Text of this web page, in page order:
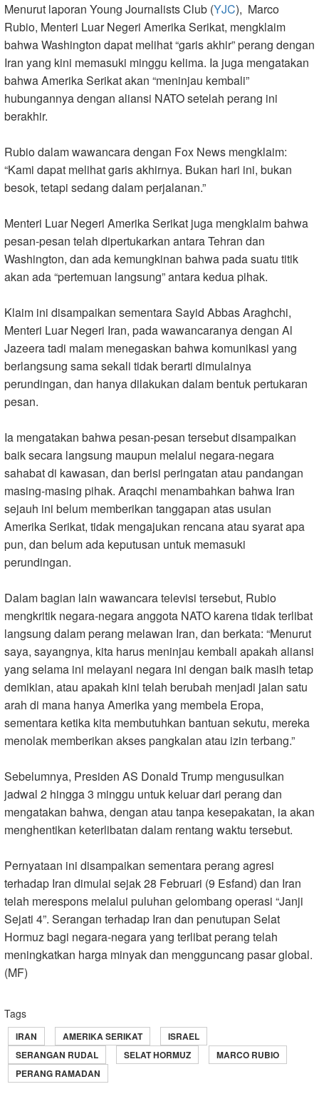
Menurut laporan Young Journalists Club (YJC), Marco
Rubio, Menteri Luar Negeri Amerika Serikat, mengklaim
bahwa Washington dapat melihat “garis akhir” perang dengan
Iran yang kini memasuki minggu kelima. Ia juga mengatakan
bahwa Amerika Serikat akan “meninjau kembali”
hubungannya dengan aliansi NATO setelah perang ini
berakhir.
Rubio dalam wawancara dengan Fox News mengklaim:
“Kami dapat melihat garis akhirnya. Bukan hari ini, bukan
besok, tetapi sedang dalam perjalanan.”
Menteri Luar Negeri Amerika Serikat juga mengklaim bahwa
pesan-pesan telah dipertukarkan antara Tehran dan
Washington, dan ada kemungkinan bahwa pada suatu titik
akan ada “pertemuan langsung” antara kedua pihak.
Klaim ini disampaikan sementara Sayid Abbas Araghchi,
Menteri Luar Negeri Iran, pada wawancaranya dengan Al
Jazeera tadi malam menegaskan bahwa komunikasi yang
berlangsung sama sekali tidak berarti dimulainya
perundingan, dan hanya dilakukan dalam bentuk pertukaran
pesan.
Ia mengatakan bahwa pesan-pesan tersebut disampaikan
baik secara langsung maupun melalui negara-negara
sahabat di kawasan, dan berisi peringatan atau pandangan
masing‑masing pihak. Araqchi menambahkan bahwa Iran
sejauh ini belum memberikan tanggapan atas usulan
Amerika Serikat, tidak mengajukan rencana atau syarat apa
pun, dan belum ada keputusan untuk memasuki
perundingan.
Dalam bagian lain wawancara televisi tersebut, Rubio
mengkritik negara‑negara anggota NATO karena tidak terlibat
langsung dalam perang melawan Iran, dan berkata: “Menurut
saya, sayangnya, kita harus meninjau kembali apakah aliansi
yang selama ini melayani negara ini dengan baik masih tetap
demikian, atau apakah kini telah berubah menjadi jalan satu
arah di mana hanya Amerika yang membela Eropa,
sementara ketika kita membutuhkan bantuan sekutu, mereka
menolak memberikan akses pangkalan atau izin terbang.”
Sebelumnya, Presiden AS Donald Trump mengusulkan
jadwal 2 hingga 3 minggu untuk keluar dari perang dan
mengatakan bahwa, dengan atau tanpa kesepakatan, ia akan
menghentikan keterlibatan dalam rentang waktu tersebut.
Pernyataan ini disampaikan sementara perang agresi
terhadap Iran dimulai sejak 28 Februari (9 Esfand) dan Iran
telah merespons melalui puluhan gelombang operasi “Janji
Sejati 4”. Serangan terhadap Iran dan penutupan Selat
Hormuz bagi negara‑negara yang terlibat perang telah
meningkatkan harga minyak dan mengguncang pasar global.
(MF)
Tags
IRAN AMERIKA SERIKAT
ISRAEL
SERANGAN RUDAL
SELAT HORMUZ
MARCO RUBIO
PERANG RAMADAN